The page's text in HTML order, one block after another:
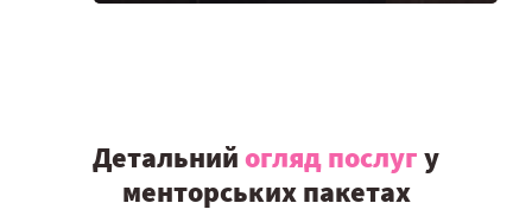
Детальнийогляд послугу
менторських пакетах